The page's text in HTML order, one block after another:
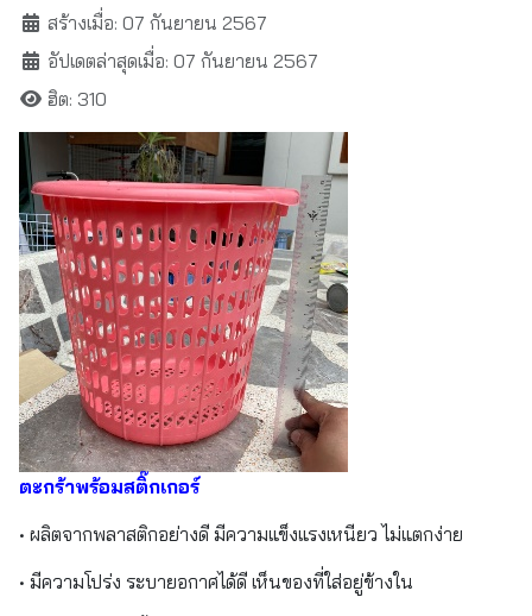
สร้างเมื่อ: 07 กันยายน 2567
อัปเดตล่าสุดเมื่อ: 07 กันยายน 2567
ฮิต: 310
ตะกร้าพร้อมสติ๊กเกอร์
• ผลิตจากพลาสติกอย่างดี มีความแข็งแรงเหนียว ไม่แตกง่าย
• มีความโปร่ง ระบายอกาศได้ดี เห็นของที่ใส่อยู่ข้างใน